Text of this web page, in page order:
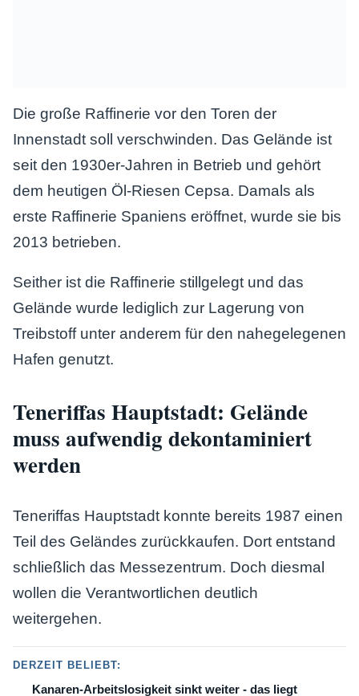
Die große Raffinerie vor den Toren der
Innenstadt soll verschwinden. Das Gelände ist
seit den 1930er-Jahren in Betrieb und gehört
dem heutigen Öl-Riesen Cepsa. Damals als
erste Raffinerie Spaniens eröffnet, wurde sie bis
2013 betrieben.
Seither ist die Raffinerie stillgelegt und das
Gelände wurde lediglich zur Lagerung von
Treibstoff unter anderem für den nahegelegenen
Hafen genutzt.
Teneriffas Hauptstadt: Gelände
muss aufwendig dekontaminiert
werden
Teneriffas Hauptstadt konnte bereits 1987 einen
Teil des Geländes zurückkaufen. Dort entstand
schließlich das Messezentrum. Doch diesmal
wollen die Verantwortlichen deutlich
weitergehen.
DERZEIT BELIEBT:
Kanaren-Arbeitslosigkeit sinkt weiter - das liegt